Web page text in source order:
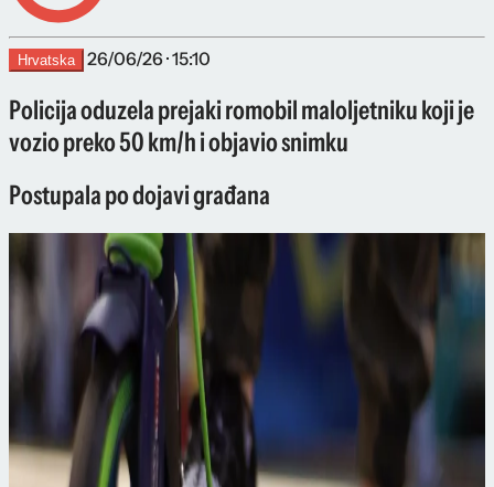
Hrvatska 26/06/26 · 15:10
Policija oduzela prejaki romobil maloljetniku koji je
vozio preko 50 km/h i objavio snimku
Postupala po dojavi građana